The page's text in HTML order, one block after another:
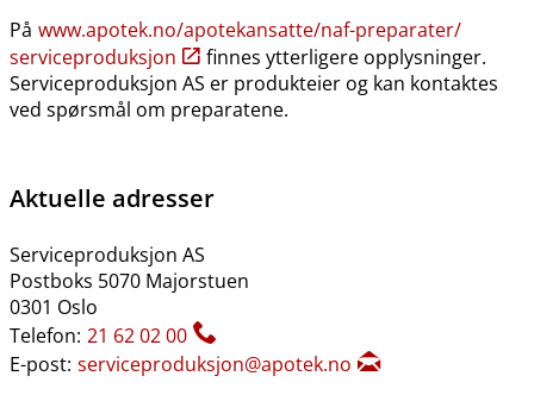
På www.apotek.no​/​apotekansatte​/​naf-preparater​/​
serviceproduksjon
finnes ytterligere opplysninger.
Serviceproduksjon AS er produkteier og kan kontaktes
ved spørsmål om preparatene.
Aktuelle adresser
Serviceproduksjon AS
Postboks 5070 Majorstuen
0301 Oslo
Telefon: 21 62 02 00
E-post: serviceproduksjon@apotek.no